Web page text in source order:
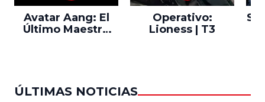
Avatar Aang: El
Último Maestro
Operativo:
Lioness | T3
ÚLTIMAS NOTICIAS